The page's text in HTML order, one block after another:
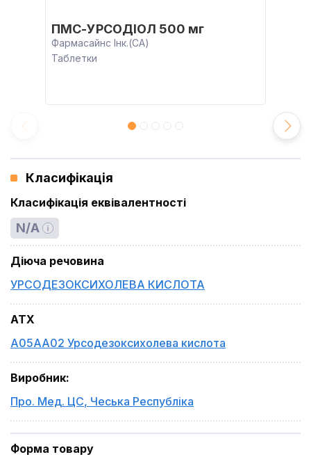
ПМС-УРСОДІОЛ 500 мг
Фармасайнс Інк.(CA)
Таблетки
Класифікація
Класифікація еквівалентності
N/A
Діюча речовина
УРСОДЕЗОКСИХОЛЕВА КИСЛОТА
ATX
A05AA02 Урсодезоксихолева кислота
Виробник:
Про. Мед. ЦС, Чеська Республіка
Форма товару